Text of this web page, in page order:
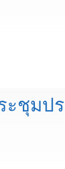
ชุมป